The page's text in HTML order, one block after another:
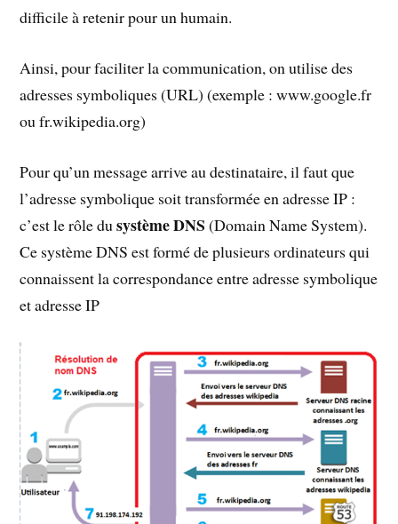
difficile à retenir pour un humain.
Ainsi, pour faciliter la communication, on utilise des
adresses symboliques (URL) (exemple : www.google.fr
ou fr.wikipedia.org)
Pour qu’un message arrive au destinataire, il faut que
l’adresse symbolique soit transformée en adresse IP :
c’est le rôle dusystème DNS(Domain Name System).
Ce système DNS est formé de plusieurs ordinateurs qui
connaissent la correspondance entre adresse symbolique
et adresse IP